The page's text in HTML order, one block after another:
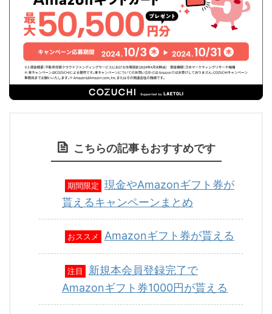
こちらの記事もおすすめです
期間限定
現金やAmazonギフト券が
貰えるキャンペーンまとめ
おススメ Amazonギフト券が貰える
注目
新規本会員登録完了で
Amazonギフト券1000円が貰える